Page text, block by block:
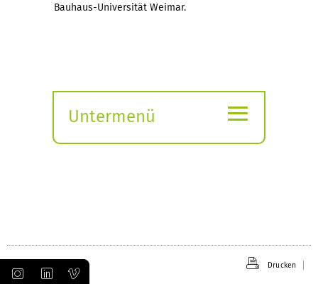
Bauhaus-Universität Weimar.
Untermenü
≡
Drucken